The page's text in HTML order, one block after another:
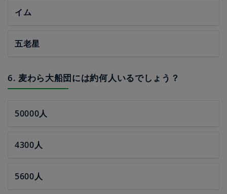
イム
五老星
6. 麦わら大船団には約何人いるでしょう？
50000人
4300人
5600人